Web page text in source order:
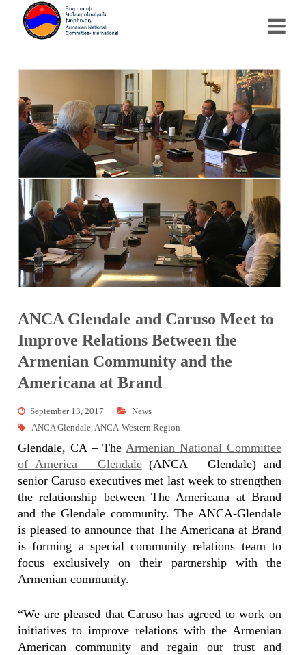
ANCA Glendale and Caruso Meet to
Improve Relations Between the
Armenian Community and the
Americana at Brand
September 13, 2017
News
ANCA Glendale,ANCA-Western Region
Glendale, CA – The Armenian National Committee
of America – Glendale(ANCA – Glendale) and
senior Caruso executives met last week to strengthen
the relationship between The Americana at Brand
and the Glendale community. The ANCA-Glendale
is pleased to announce that The Americana at Brand
is forming a special community relations team to
focus exclusively on their partnership with the
Armenian community.
“We are pleased that Caruso has agreed to work on
initiatives to improve relations with the Armenian
American community and regain our trust and